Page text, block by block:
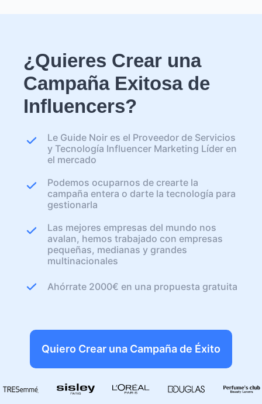
¿Quieres Crear una
Campaña Exitosa de
Influencers?
Le Guide Noir es el Proveedor de Servicios
y Tecnología Influencer Marketing Líder en
el mercado
Podemos ocuparnos de crearte la
campaña entera o darte la tecnología para
gestionarla
Las mejores empresas del mundo nos
avalan, hemos trabajado con empresas
pequeñas, medianas y grandes
multinacionales
Ahórrate 2000€ en una propuesta gratuita
Quiero Crear una Campaña de Éxito